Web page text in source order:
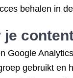
behalen in
je
Google
gebruikt en